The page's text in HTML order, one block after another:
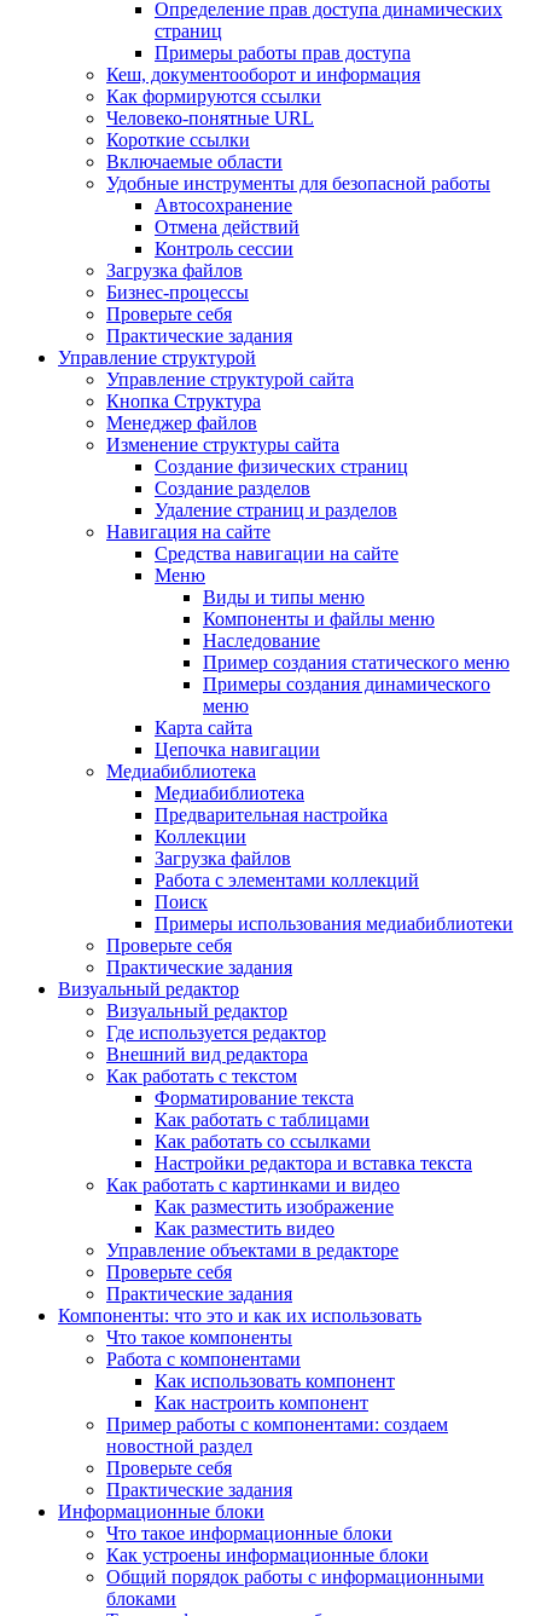
Определение прав доступа динамических
страниц
Примеры работы прав доступа
Кеш, документооборот и информация
Как формируются ссылки
Человеко-понятные URL
Короткие ссылки
Включаемые области
Удобные инструменты для безопасной работы
Автосохранение
Отмена действий
Контроль сессии
Загрузка файлов
Бизнес-процессы
Проверьте себя
Практические задания
Управление структурой
Управление структурой сайта
Кнопка Структура
Менеджер файлов
Изменение структуры сайта
Создание физических страниц
Создание разделов
Удаление страниц и разделов
Навигация на сайте
Средства навигации на сайте
Меню
Виды и типы меню
Компоненты и файлы меню
Наследование
Пример создания статического меню
Примеры создания динамического
меню
Карта сайта
Цепочка навигации
Медиабиблиотека
Медиабиблиотека
Предварительная настройка
Коллекции
Загрузка файлов
Работа с элементами коллекций
Поиск
Примеры использования медиабиблиотеки
Проверьте себя
Практические задания
Визуальный редактор
Визуальный редактор
Где используется редактор
Внешний вид редактора
Как работать с текстом
Форматирование текста
Как работать с таблицами
Как работать со ссылками
Настройки редактора и вставка текста
Как работать с картинками и видео
Как разместить изображение
Как разместить видео
Управление объектами в редакторе
Проверьте себя
Практические задания
Компоненты: что это и как их использовать
Что такое компоненты
Работа с компонентами
Как использовать компонент
Как настроить компонент
Пример работы с компонентами: создаем
новостной раздел
Проверьте себя
Практические задания
Информационные блоки
Что такое информационные блоки
Как устроены информационные блоки
Общий порядок работы с информационными
блоками